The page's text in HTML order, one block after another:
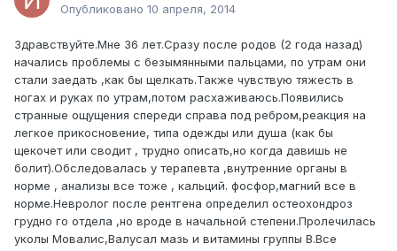
Опубликовано 10 апреля, 2014
Здравствуйте.Мне 36 лет.Сразу после родов (2 года назад)
начались проблемы с безымянными пальцами, по утрам они
стали заедать ,как бы щелкать.Также чувствую тяжесть в
ногах и руках по утрам,потом расхаживаюсь.Появились
странные ощущения спереди справа под ребром,реакция на
легкое прикосновение, типа одежды или душа (как бы
щекочет или сводит , трудно описать,но когда давишь не
болит).Обследовалась у терапевта ,внутренние органы в
норме , анализы все тоже , кальций. фосфор,магний все в
норме.Невролог после рентгена определил остеохондроз
грудно го отдела ,но вроде в начальной степени.Пролечилась
уколы Мовалис,Валусал мазь и витамины группы В.Все